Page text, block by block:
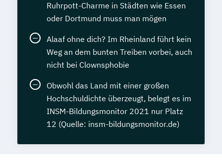
Ruhrpott-Charme in Städten wie Essen
oder Dortmund muss man mögen
Alaaf ohne dich? Im Rheinland führt kein
Weg an dem bunten Treiben vorbei, auch
nicht bei Clownsphobie
Obwohl das Land mit einer großen
Hochschuldichte überzeugt, belegt es im
INSM-Bildungsmonitor 2021 nur Platz
12 (Quelle: insm-bildungsmonitor.de)